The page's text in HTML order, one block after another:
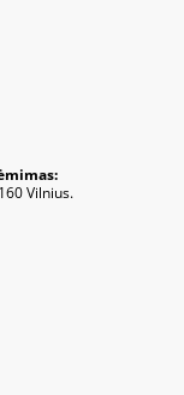
Vilnius.